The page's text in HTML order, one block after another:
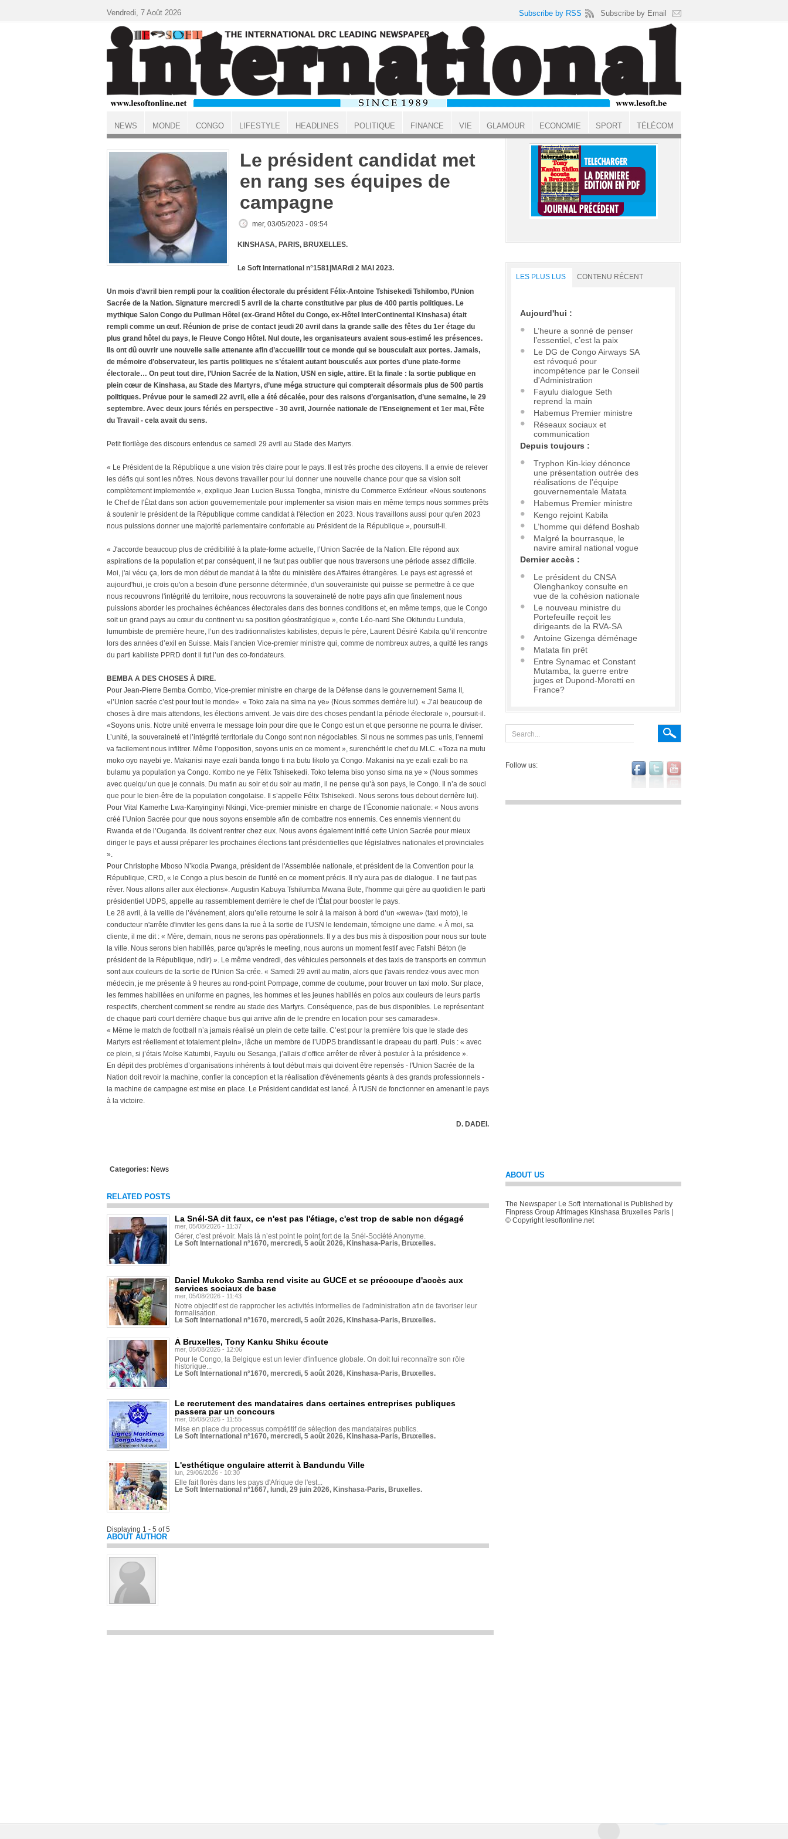
ACCUEIL
Le président candidat met
en rang ses équipes de
campagne
mer, 03/05/2023 - 09:54
KINSHASA, PARIS, BRUXELLES.
Le Soft International n°1581 |MARdi 2 MAI 2023.
Un mois d’avril bien rempli pour la coalition électorale du président Félix-Antoine Tshisekedi Tshilombo, l’Union
Sacrée de la Nation. Signature mercredi 5 avril de la charte constitutive par plus de 400 partis politiques. Le
mythique Salon Congo du Pullman Hôtel (ex-Grand Hôtel du Congo, ex-Hôtel InterContinental Kinshasa) était
rempli comme un œuf. Réunion de prise de contact jeudi 20 avril dans la grande salle des fêtes du 1er étage du
plus grand hôtel du pays, le Fleuve Congo Hôtel. Nul doute, les organisateurs avaient sous-estimé les présences.
Ils ont dû ouvrir une nouvelle salle attenante afin d’accueillir tout ce monde qui se bousculait aux portes. Jamais,
de mémoire d’observateur, les partis politiques ne s’étaient autant bousculés aux portes d’une plate-forme
électorale… On peut tout dire, l’Union Sacrée de la Nation, USN en sigle, attire. Et la finale : la sortie publique en
plein cœur de Kinshasa, au Stade des Martyrs, d’une méga structure qui compterait désormais plus de 500 partis
politiques. Prévue pour le samedi 22 avril, elle a été décalée, pour des raisons d’organisation, d’une semaine, le 29
septembre. Avec deux jours fériés en perspective - 30 avril, Journée nationale de l’Enseignement et 1er mai, Fête
du Travail - cela avait du sens.
Petit florilège des discours entendus ce samedi 29 avril au Stade des Martyrs.
« Le Président de la République a une vision très claire pour le pays. Il est très proche des citoyens. Il a envie de relever
les défis qui sont les nôtres. Nous devons travailler pour lui donner une nouvelle chance pour que sa vision soit
complètement implementée », explique Jean Lucien Bussa Tongba, ministre du Commerce Extérieur. «Nous soutenons
le Chef de l'État dans son action gouvernementale pour implementer sa vision mais en même temps nous sommes prêts
à soutenir le président de la République comme candidat à l'élection en 2023. Nous travaillons aussi pour qu'en 2023
nous puissions donner une majorité parlementaire confortable au Président de la République », poursuit-il.
« J'accorde beaucoup plus de crédibilité à la plate-forme actuelle, l’Union Sacrée de la Nation. Elle répond aux
aspirations de la population et par conséquent, il ne faut pas oublier que nous traversons une période assez difficile.
Moi, j'ai vécu ça, lors de mon début de mandat à la tête du ministère des Affaires étrangères. Le pays est agressé et
aujourd'hui, je crois qu'on a besoin d'une personne déterminée, d'un souverainiste qui puisse se permettre à ce que
nous recouvrons l'intégrité du territoire, nous recouvrons la souveraineté de notre pays afin que finalement nous
puissions aborder les prochaines échéances électorales dans des bonnes conditions et, en même temps, que le Congo
soit un grand pays au cœur du continent vu sa position géostratégique », confie Léo-nard She Okitundu Lundula,
lumumbiste de première heure, l’un des traditionnalistes kabilistes, depuis le père, Laurent Désiré Kabila qu’il rencontre
lors des années d’exil en Suisse. Mais l’ancien Vice-premier ministre qui, comme de nombreux autres, a quitté les rangs
du parti kabiliste PPRD dont il fut l’un des co-fondateurs.
BEMBA A DES CHOSES À DIRE.
Pour Jean-Pierre Bemba Gombo, Vice-premier ministre en charge de la Défense dans le gouvernement Sama II,
«l’Union sacrée c’est pour tout le monde». « Toko zala na sima na ye» (Nous sommes derrière lui). « J’ai beaucoup de
choses à dire mais attendons, les élections arrivent. Je vais dire des choses pendant la période électorale », poursuit-il.
«Soyons unis. Notre unité enverra le message loin pour dire que le Congo est un et que personne ne pourra le diviser.
L’unité, la souveraineté et l’intégrité territoriale du Congo sont non négociables. Si nous ne sommes pas unis, l’ennemi
va facilement nous infiltrer. Même l’opposition, soyons unis en ce moment », surenchérit le chef du MLC. «Toza na mutu
moko oyo nayebi ye. Makanisi naye ezali banda tongo ti na butu likolo ya Congo. Makanisi na ye ezali ezali bo na
bulamu ya population ya Congo. Kombo ne ye Félix Tshisekedi. Toko telema biso yonso sima na ye » (Nous sommes
avec quelqu’un que je connais. Du matin au soir et du soir au matin, il ne pense qu’à son pays, le Congo. Il n’a de souci
que pour le bien-être de la population congolaise. Il s’appelle Félix Tshisekedi. Nous serons tous debout derrière lui).
Pour Vital Kamerhe Lwa-Kanyinginyi Nkingi, Vice-premier ministre en charge de l’Économie nationale: « Nous avons
créé l’Union Sacrée pour que nous soyons ensemble afin de combattre nos ennemis. Ces ennemis viennent du
Rwanda et de l’Ouganda. Ils doivent rentrer chez eux. Nous avons également initié cette Union Sacrée pour mieux
diriger le pays et aussi préparer les prochaines élections tant présidentielles que législatives nationales et provinciales
».
Pour Christophe Mboso N’kodia Pwanga, président de l'Assemblée nationale, et président de la Convention pour la
République, CRD, « le Congo a plus besoin de l'unité en ce moment précis. Il n'y aura pas de dialogue. Il ne faut pas
rêver. Nous allons aller aux élections». Augustin Kabuya Tshilumba Mwana Bute, l'homme qui gère au quotidien le parti
présidentiel UDPS, appelle au rassemblement derrière le chef de l'État pour booster le pays.
Le 28 avril, à la veille de l’événement, alors qu’elle retourne le soir à la maison à bord d’un «wewa» (taxi moto), le
conducteur n'arrête d'inviter les gens dans la rue à la sortie de l’USN le lendemain, témoigne une dame. « À moi, sa
cliente, il me dit : « Mère, demain, nous ne serons pas opérationnels. Il y a des bus mis à disposition pour nous sur toute
la ville. Nous serons bien habillés, parce qu'après le meeting, nous aurons un moment festif avec Fatshi Béton (le
président de la République, ndlr) ». Le même vendredi, des véhicules personnels et des taxis de transports en commun
sont aux couleurs de la sortie de l'Union Sa-crée. « Samedi 29 avril au matin, alors que j'avais rendez-vous avec mon
médecin, je me présente à 9 heures au rond-point Pompage, comme de coutume, pour trouver un taxi moto. Sur place,
les femmes habillées en uniforme en pagnes, les hommes et les jeunes habillés en polos aux couleurs de leurs partis
respectifs, cherchent comment se rendre au stade des Martyrs. Conséquence, pas de bus disponibles. Le représentant
de chaque parti court derrière chaque bus qui arrive afin de le prendre en location pour ses camarades».
« Même le match de football n’a jamais réalisé un plein de cette taille. C’est pour la première fois que le stade des
Martyrs est réellement et totalement plein», lâche un membre de l’UDPS brandissant le drapeau du parti. Puis : « avec
ce plein, si j’étais Moïse Katumbi, Fayulu ou Sesanga, j’allais d’office arrêter de rêver à postuler à la présidence ».
En dépit des problèmes d’organisations inhérents à tout début mais qui doivent être repensés - l'Union Sacrée de la
Nation doit revoir la machine, confier la conception et la réalisation d'événements géants à des grands professionnels -
la machine de campagne est mise en place. Le Président candidat est lancé. À l'USN de fonctionner en amenant le pays
à la victoire.
D. DADEI.
Categories: News
RELATED POSTS
La Snél-SA dit faux, ce n'est pas l'étiage, c'est trop de sable non dégagé
mer, 05/08/2026 - 11:37
Gérer, c’est prévoir. Mais là n’est point le point fort de la Snél-Société Anonyme.
Le Soft International n°1670, mercredi, 5 août 2026, Kinshasa-Paris, Bruxelles.
Daniel Mukoko Samba rend visite au GUCE et se préoccupe d'accès aux
services sociaux de base
mer, 05/08/2026 - 11:43
Notre objectif est de rapprocher les activités informelles de l'administration afin de favoriser leur
formalisation.
Le Soft International n°1670, mercredi, 5 août 2026, Kinshasa-Paris, Bruxelles.
À Bruxelles, Tony Kanku Shiku écoute
mer, 05/08/2026 - 12:06
Pour le Congo, la Belgique est un levier d'influence globale. On doit lui reconnaître son rôle
historique...
Le Soft International n°1670, mercredi, 5 août 2026, Kinshasa-Paris, Bruxelles.
Le recrutement des mandataires dans certaines entreprises publiques
passera par un concours
mer, 05/08/2026 - 11:55
Mise en place du processus compétitif de sélection des mandataires publics.
Le Soft International n°1670, mercredi, 5 août 2026, Kinshasa-Paris, Bruxelles.
L'esthétique ongulaire atterrit à Bandundu Ville
lun, 29/06/2026 - 10:30
Elle fait florès dans les pays d'Afrique de l'est...
Le Soft International n°1667, lundi, 29 juin 2026, Kinshasa-Paris, Bruxelles.
Displaying 1 - 5 of 5
ABOUT AUTHOR
LES PLUS LUS CONTENU RÉCENT
Aujourd'hui :
L’heure a sonné de penser
l’essentiel, c’est la paix
Le DG de Congo Airways SA
est révoqué pour
incompétence par le Conseil
d'Administration
Fayulu dialogue Seth
reprend la main
Habemus Premier ministre
Réseaux sociaux et
communication
Depuis toujours :
Tryphon Kin-kiey dénonce
une présentation outrée des
réalisations de l’équipe
gouvernementale Matata
Habemus Premier ministre
Kengo rejoint Kabila
L’homme qui défend Boshab
Malgré la bourrasque, le
navire amiral national vogue
Dernier accès :
Le président du CNSA
Olenghankoy consulte en
vue de la cohésion nationale
Le nouveau ministre du
Portefeuille reçoit les
dirigeants de la RVA-SA
Antoine Gizenga déménage
Matata fin prêt
Entre Synamac et Constant
Mutamba, la guerre entre
juges et Dupond-Moretti en
France?
Follow us:
ABOUT US
The Newspaper Le Soft International is Published by
Finpress Group Afrimages Kinshasa Bruxelles Paris |
© Copyright lesoftonline.net
Vendredi, 7 Août 2026 Subscribe by RSS Subscribe by Email
NEWS MONDE CONGO LIFESTYLE HEADLINES POLITIQUE FINANCE VIE GLAMOUR ECONOMIE SPORT TÉLÉCOM